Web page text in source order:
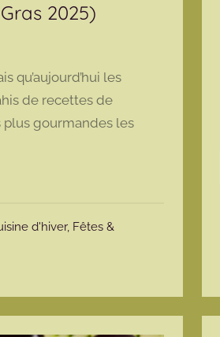
2025)
qu’aujourd’hui les
de recettes de
gourmandes les
d'hiver, Fêtes &